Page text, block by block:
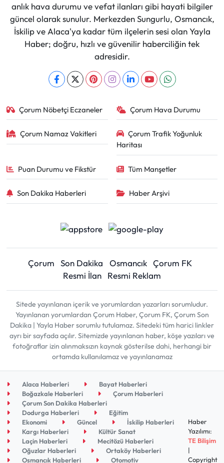
anlık hava durumu ve vefat ilanları gibi hayati bilgiler
güncel olarak sunulur. Merkezden Sungurlu, Osmancık,
İskilip ve Alaca'ya kadar tüm ilçelerin sesi olan Yayla
Haber; doğru, hızlı ve güvenilir haberciliğin tek
adresidir.
Çorum Nöbetçi Eczaneler Çorum Hava Durumu
Çorum Namaz Vakitleri
Çorum Trafik Yoğunluk
Haritası
Puan Durumu ve Fikstür Tüm Manşetler
Son Dakika Haberleri Haber Arşivi
Çorum Son Dakika Osmancık Çorum FK
Resmi İlan
Resmi Reklam
Sitede yayınlanan içerik ve yorumlardan yazarları sorumludur.
Yayınlanan yorumlardan Çorum Haber, Çorum FK, Çorum Son
Dakika | Yayla Haber sorumlu tutulamaz. Sitedeki tüm harici linkler
ayrı bir sayfada açılır. Sitemizde yayınlanan haber, köşe yazıları ve
fotoğraflar izin alınmaksızın kaynak gösterilse dahi, herhangi bir
ortamda kullanılamaz ve yayınlanamaz
Alaca Haberleri
Bayat Haberleri
Boğazkale Haberleri
Çorum Haberleri
Çorum Son Dakika Haberleri
Dodurga Haberleri
Eğitim
Ekonomi
Güncel
İskilip Haberleri
Kargı Haberleri
Kültür Sanat
Laçin Haberleri
Mecitözü Haberleri
Oğuzlar Haberleri
Ortaköy Haberleri
Osmancık Haberleri
Otomotiv
Haber
Yazılımı:
TE Bilişim
|
Copyright